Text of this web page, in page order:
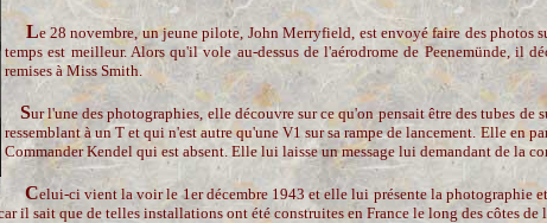
Le 28 novembre, un jeune pilote, John Merryfield, est envoyé faire des
temps est meilleur. Alors qu'il vole au-dessus de l'aérodrome de Peenemünde, il
remises à Miss Smith.
Sur l'une des photographies, elle découvre sur ce qu'on pensait être des tubes
ressemblant à un T et qui n'est autre qu'une V1 sur sa rampe de lancement. Elle en
Commander Kendel qui est absent. Elle lui laisse un message lui demandant de la
Celui-ci vient la voir le 1er décembre 1943 et elle lui présente la photographie
il sait que de telles installations ont été construites en France le long des côtes de